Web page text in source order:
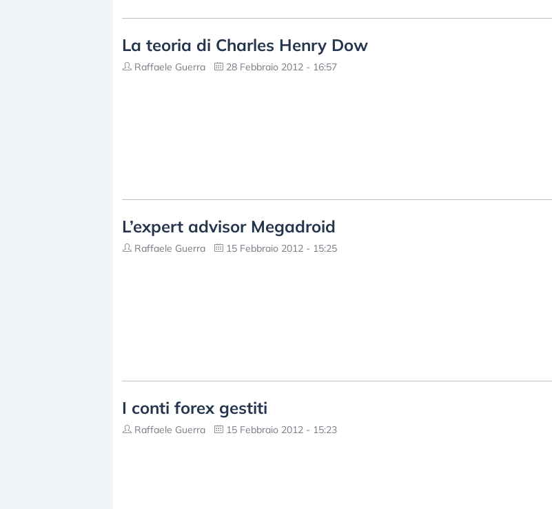
La teoria di Charles Henry Dow
Raffaele Guerra 28 Febbraio 2012 - 16:57
L’expert advisor Megadroid
Raffaele Guerra 15 Febbraio 2012 - 15:25
I conti forex gestiti
Raffaele Guerra 15 Febbraio 2012 - 15:23